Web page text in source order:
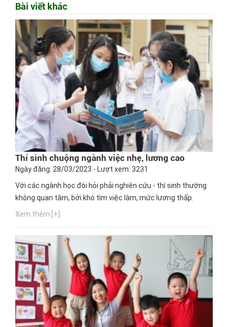
Bài viết khác
Thí sinh chuộng ngành việc nhẹ, lương cao
Ngày đăng: 28/03/2023 - Lượt xem: 3231
Với các ngành học đòi hỏi phải nghiên cứu - thí sinh thường
không quan tâm, bởi khó tìm việc làm, mức lương thấp.
Xem thêm [+]